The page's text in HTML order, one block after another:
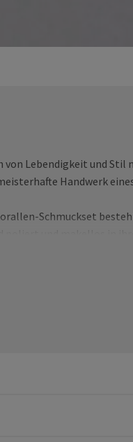
von Lebendigkeit und
Handwerk
Schmuckset
Set stammen aus dem